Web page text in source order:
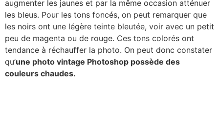
augmenter les jaunes et par la même occasion atténuer
les bleus. Pour les tons foncés, on peut remarquer que
les noirs ont une légère teinte bleutée, voir avec un petit
peu de magenta ou de rouge. Ces tons colorés ont
tendance à réchauffer la photo. On peut donc constater
qu’une photo vintage Photoshop possède des
couleurs chaudes.